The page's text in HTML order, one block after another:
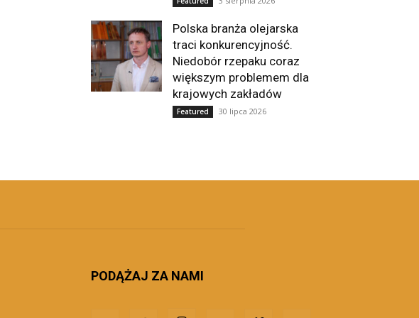
Polska branża olejarska
traci konkurencyjność.
Niedobór rzepaku coraz
większym problemem dla
krajowych zakładów
Featured 30 lipca 2026
PODĄŻAJ ZA NAMI